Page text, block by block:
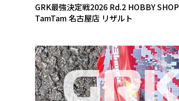
GRK最強決定戦2026 Rd.2 HOBBY SHOP
TamTam 名古屋店 リザルト